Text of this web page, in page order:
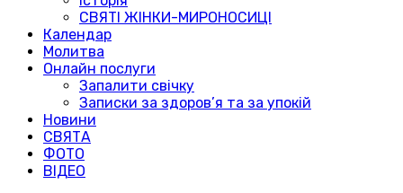
СВЯТІ ЖІНКИ-МИРОНОСИЦІ
Календар
Молитва
Онлайн послуги
Запалити свічку
Записки за здоров’я та за упокій
Новини
СВЯТА
ФОТО
ВІДЕО